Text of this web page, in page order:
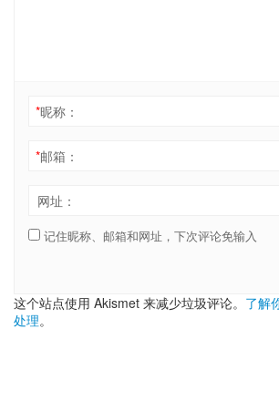
*昵称：
*邮箱：
网址：
记住昵称、邮箱和网址，下次评论免输入
这个站点使用 Akismet 来减少垃圾评论。 了解
处理。